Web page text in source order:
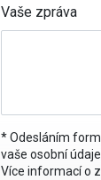
Vaše zpráva
* Odesláním
vaše osobní
Více informací o